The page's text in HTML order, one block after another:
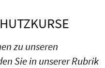
zu unseren
Sie in unserer Rubrik